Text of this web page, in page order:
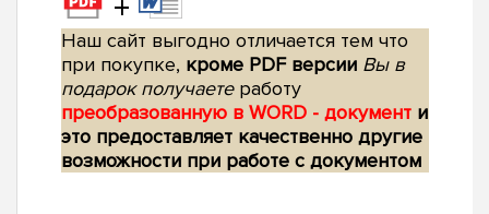
+
Наш сайт выгодно отличается тем что
при покупке, кроме PDF версии Вы в
подарок получаетеработу
преобразованную в WORD - документ и
это предоставляет качественно другие
возможности при работе с документом